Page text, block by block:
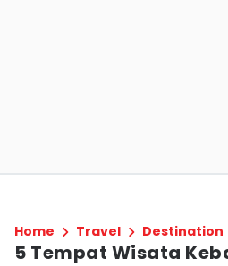
Home Travel Destination
5 Tempat Wisata